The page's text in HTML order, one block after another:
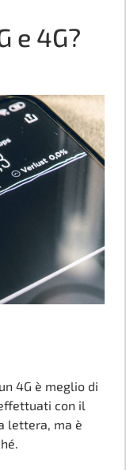
e 4G?
4G è meglio di
con il
lettera, ma è